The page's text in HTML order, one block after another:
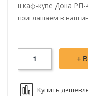
шкаф-купе Дона РП-
приглашаем в наш
+
Купить